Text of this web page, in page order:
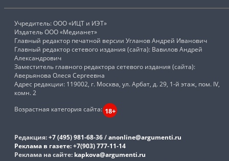
Учредитель: ООО «ИЦТ и ИЭТ»
Издатель ООО «Медианет»
Главный редактор печатной версии Угланов Андрей Иванович
Главный редактор сетевого издания (сайта): Вавилов Андрей
Александрович
Заместитель главного редактора сетевого издания (сайта):
Аверьянова Олеся Сергеевна
Адрес редакции: 119002, г. Москва, ул. Арбат, д. 29, 1-й этаж, пом. IV,
комн. 2
Возрастная категория сайта: 18+
Редакция:+7 (495) 981-68-36/anonline@argumenti.ru
Реклама в газете:+7(903) 777-11-14
Реклама на сайте: kapkova@argumenti.ru